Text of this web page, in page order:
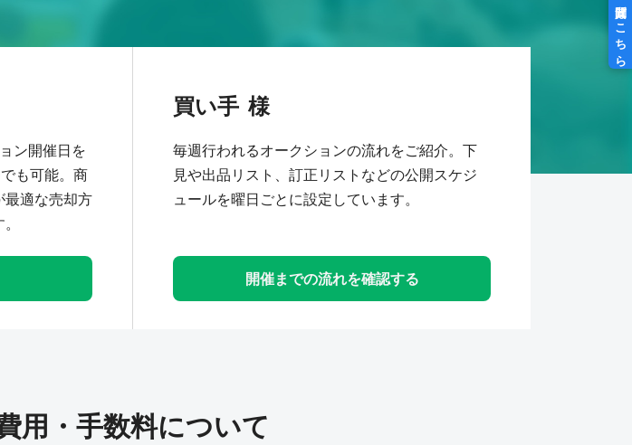
ン開催日を
も可能。商
最適な売却方
買い手
毎週行われるオークションの流れをご紹介。下
見や出品リスト、訂正リストなどの公開スケジ
ュールを曜日ごとに設定しています。
開催までの流れを確認する
用・手数料について